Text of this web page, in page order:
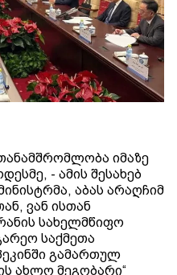
იმაზე
- ამის შესახებ
აბას არაღჩიმ
ვან ისთან
სახელმწიფო
საქმეთა
გამართულ
ახლო მეგობარი“